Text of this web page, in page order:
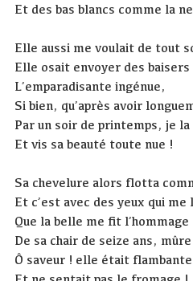
Et des bas blancs comme la
Elle aussi me voulait de tout
Elle osait envoyer des baisers
L’emparadisante ingénue,
Si bien, qu’après avoir
Par un soir de printemps, je la
Et vis sa beauté toute nue !
Sa chevelure alors flotta
Et c’est avec des yeux qui me
Que la belle me fit l’hommage
De sa chair de seize ans,
Ô saveur ! elle était